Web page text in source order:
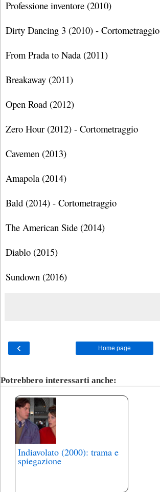
Professione inventore (2010)
Dirty Dancing 3 (2010) - Cortometraggio
From Prada to Nada (2011)
Breakaway (2011)
Open Road (2012)
Zero Hour (2012) - Cortometraggio
Cavemen (2013)
Amapola (2014)
Bald (2014) - Cortometraggio
The American Side (2014)
Diablo (2015)
Sundown (2016)
‹ Home page
Potrebbero interessarti anche:
Indiavolato (2000): trama e
spiegazione